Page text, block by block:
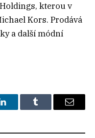
kterou v
Kors. Prodává
a další módní
LinkedInTumblr Email